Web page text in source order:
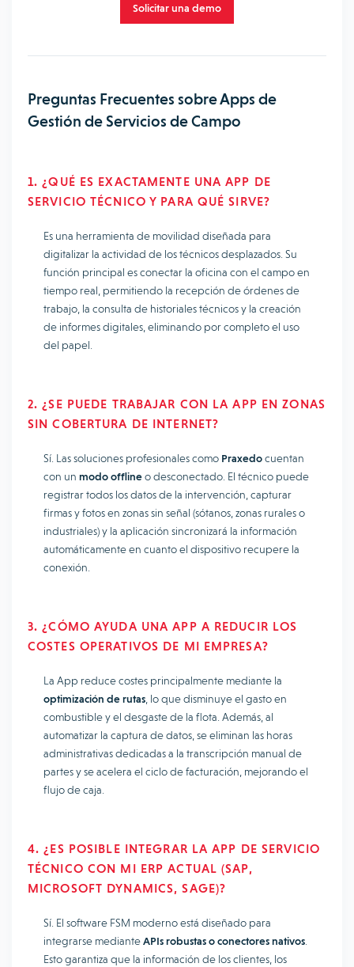
Solicitar una demo
Preguntas Frecuentes sobre Apps de
Gestión de Servicios de Campo
1. ¿QUÉ ES EXACTAMENTE UNA APP DE
SERVICIO TÉCNICO Y PARA QUÉ SIRVE?
Es una herramienta de movilidad diseñada para
digitalizar la actividad de los técnicos desplazados. Su
función principal es conectar la oficina con el campo en
tiempo real, permitiendo la recepción de órdenes de
trabajo, la consulta de historiales técnicos y la creación
de informes digitales, eliminando por completo el uso
del papel.
2. ¿SE PUEDE TRABAJAR CON LA APP EN ZONAS
SIN COBERTURA DE INTERNET?
Sí. Las soluciones profesionales como Praxedocuentan
con un modo offlineo desconectado. El técnico puede
registrar todos los datos de la intervención, capturar
firmas y fotos en zonas sin señal (sótanos, zonas rurales o
industriales) y la aplicación sincronizará la información
automáticamente en cuanto el dispositivo recupere la
conexión.
3. ¿CÓMO AYUDA UNA APP A REDUCIR LOS
COSTES OPERATIVOS DE MI EMPRESA?
La App reduce costes principalmente mediante la
optimización de rutas , lo que disminuye el gasto en
combustible y el desgaste de la flota. Además, al
automatizar la captura de datos, se eliminan las horas
administrativas dedicadas a la transcripción manual de
partes y se acelera el ciclo de facturación, mejorando el
flujo de caja.
4. ¿ES POSIBLE INTEGRAR LA APP DE SERVICIO
TÉCNICO CON MI ERP ACTUAL (SAP,
MICROSOFT DYNAMICS, SAGE)?
Sí. El software FSM moderno está diseñado para
integrarse medianteAPIs robustas o conectores nativos
Esto garantiza que la información de los clientes, los